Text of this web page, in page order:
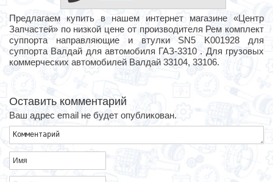
Предлагаем купить в нашем интернет магазине «Центр
Запчастей» по низкой цене от производителя Рем комплект
суппорта направляющие и втулки SN5 K001928 для
суппорта Валдай для автомобиля ГАЗ-3310 . Для грузовых
коммерческих автомобилей Валдай 33104, 33106.
Оставить комментарий
Ваш адрес email не будет опубликован.